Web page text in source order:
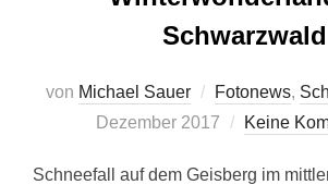
Schwarzwald
von Michael Sauer Fotonews,
Dezember 2017
Keine
Schneefall auf dem Geisberg im